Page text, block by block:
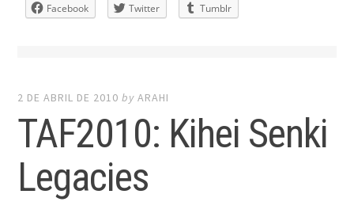
Facebook Twitter Tumblr
2 DE ABRIL DE 2010 byARAHI
TAF2010: Kihei Senki
Legacies